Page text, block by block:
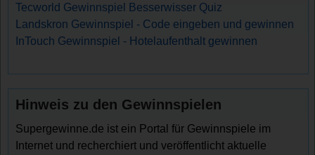
Tecworld Gewinnspiel Besserwisser Quiz
Landskron Gewinnspiel - Code eingeben und gewinnen
InTouch Gewinnspiel - Hotelaufenthalt gewinnen
Hinweis zu den Gewinnspielen
Supergewinne.de ist ein Portal für Gewinnspiele im
Internet und recherchiert und veröffentlicht aktuelle